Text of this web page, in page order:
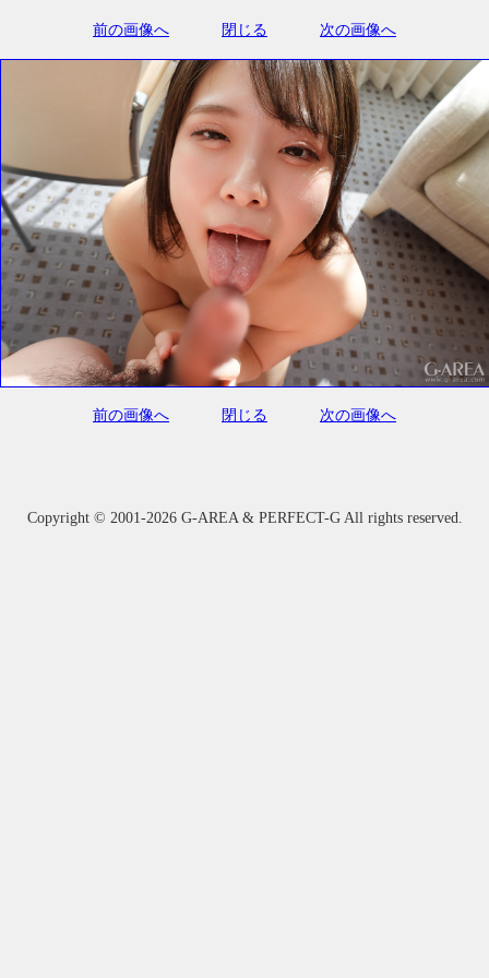
前の画像へ 閉じる 次の画像へ
前の画像へ 閉じる 次の画像へ
Copyright © 2001-2026 G-AREA & PERFECT-G All rights reserved.